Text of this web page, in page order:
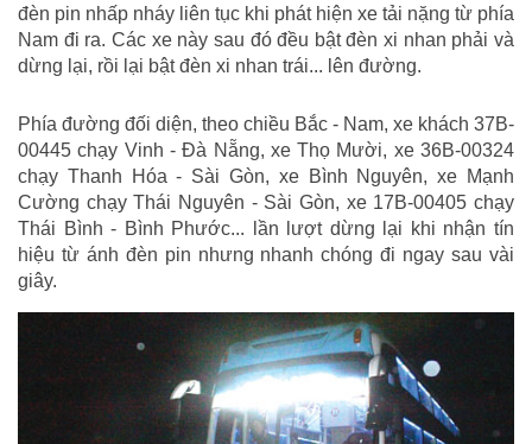
đèn pin nhấp nháy liên tục khi phát hiện xe tải nặng từ phía
Nam đi ra. Các xe này sau đó đều bật đèn xi nhan phải và
dừng lại, rồi lại bật đèn xi nhan trái... lên đường.
Phía đường đối diện, theo chiều Bắc - Nam, xe khách 37B-
00445 chạy Vinh - Đà Nẵng, xe Thọ Mười, xe 36B-00324
chạy Thanh Hóa - Sài Gòn, xe Bình Nguyên, xe Mạnh
Cường chạy Thái Nguyên - Sài Gòn, xe 17B-00405 chạy
Thái Bình - Bình Phước... lần lượt dừng lại khi nhận tín
hiệu từ ánh đèn pin nhưng nhanh chóng đi ngay sau vài
giây.